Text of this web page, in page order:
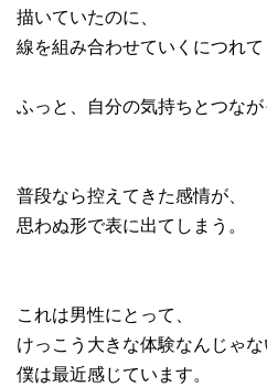
描いていたのに、
線を組み合わせていくにつれて
ふっと、自分の気持ちとつなが
普段なら控えてきた感情が、
思わぬ形で表に出てしまう。
これは男性にとって、
けっこう大きな体験なんじゃな
僕は最近感じています。